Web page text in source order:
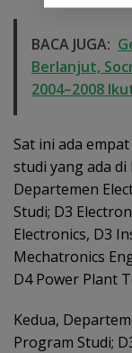
BACA JUGA:
Berlanjut,
2004–2008
Sat ini ada
studi yang ada
Departemen
Studi; D3
Electronics, D3
Mechatronics
D4 Power Plant
Kedua,
Program Studi;